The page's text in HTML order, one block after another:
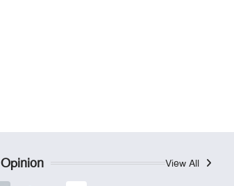
Opinion View All